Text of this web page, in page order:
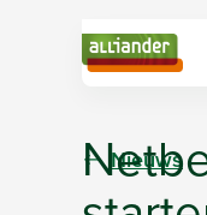
Nieuws